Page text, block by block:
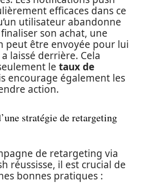
efficaces dans ce
utilisateur abandonne
son achat, une
peut être envoyée pour lui
laissé derrière. Cela
le taux de
encourage également les
action.
stratégie de retargeting
de retargeting via
réussisse, il est crucial de
bonnes pratiques :